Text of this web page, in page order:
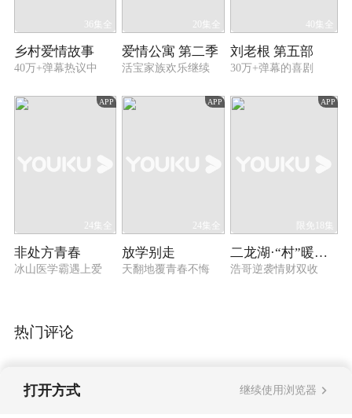
36集全
乡村爱情故事
40万+弹幕热议中
20集全
爱情公寓 第二季
活宝家族欢乐继续
40集全
刘老根 第五部
30万+弹幕的喜剧
APP
24集全
非处方青春
冰山医学霸遇上爱
APP
24集全
放学别走
天翻地覆青春不悔
APP
限免18集
二龙湖·“村”暖花开3
浩哥逆袭情财双收
热门评论
打开方式 继续使用浏览器